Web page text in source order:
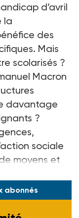
d’avril
la
des
Mais
scolarisés ?
Macron
davantage
?
sociale
moyens et
abonnés